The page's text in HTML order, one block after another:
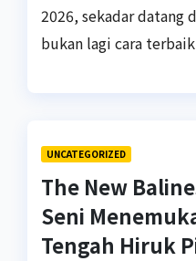
2026, sekadar
bukan lagi cara
UNCATEGORIZED
The New
Seni
Tengah Hiruk